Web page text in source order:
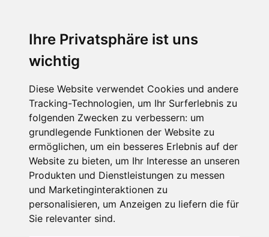
Ihre Privatsphäre ist uns
wichtig
Diese Website verwendet Cookies und andere
Tracking-Technologien, um Ihr Surferlebnis zu
folgenden Zwecken zu verbessern: um
grundlegende Funktionen der Website zu
ermöglichen, um ein besseres Erlebnis auf der
Website zu bieten, um Ihr Interesse an unseren
Produkten und Dienstleistungen zu messen
und Marketinginteraktionen zu
personalisieren, um Anzeigen zu liefern die für
Sie relevanter sind.